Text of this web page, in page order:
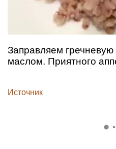
Заправляем
маслом. Приятного
Источник